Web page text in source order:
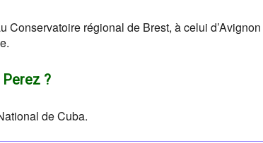
régional de Brest, à celui
?
de Cuba.